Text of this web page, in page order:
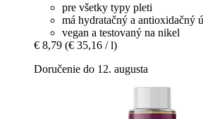
pre všetky typy pleti
má hydratačný a antioxidačný
vegan a testovaný na nikel
€ 8,79 (€ 35,16 / l)
Doručenie do 12. augusta